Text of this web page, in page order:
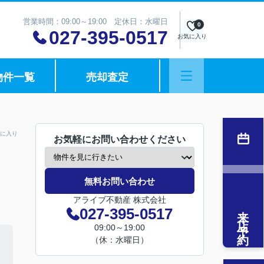
営業時間：09:00～19:00 定休日：水曜日
027-395-0517 お気に入り
0
件一覧 売却査定
入り
お気軽にお問い合わせください
無料お問い合わせ
アライブ不動産 株式会社
027-395-0517
09:00～19:00
（休：水曜日）
来店予約